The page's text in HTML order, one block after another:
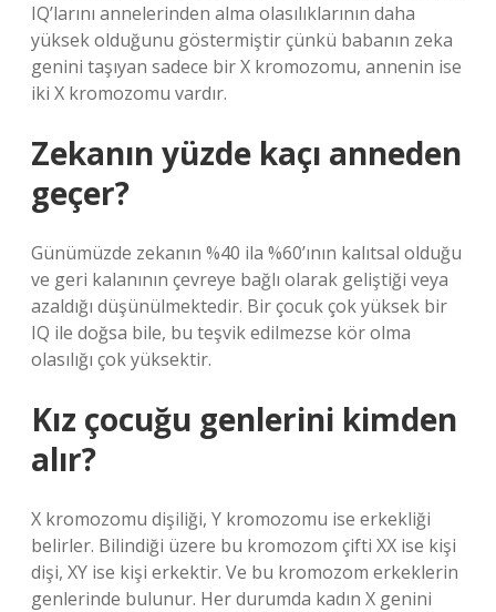
IQ’larını annelerinden alma olasılıklarının daha
yüksek olduğunu göstermiştir çünkü babanın zeka
genini taşıyan sadece bir X kromozomu, annenin ise
iki X kromozomu vardır.
Zekanın yüzde kaçı anneden
geçer?
Günümüzde zekanın %40 ila %60’ının kalıtsal olduğu
ve geri kalanının çevreye bağlı olarak geliştiği veya
azaldığı düşünülmektedir. Bir çocuk çok yüksek bir
IQ ile doğsa bile, bu teşvik edilmezse kör olma
olasılığı çok yüksektir.
Kız çocuğu genlerini kimden
alır?
X kromozomu dişiliği, Y kromozomu ise erkekliği
belirler. Bilindiği üzere bu kromozom çifti XX ise kişi
dişi, XY ise kişi erkektir. Ve bu kromozom erkeklerin
genlerinde bulunur. Her durumda kadın X genini